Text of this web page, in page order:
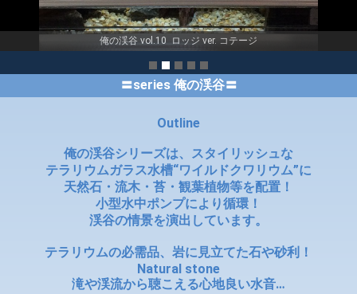
俺の渓谷 vol.10 ロッジ ver. コテージ
〓series 俺の渓谷〓
Outline
俺の渓谷シリーズは、スタイリッシュな
テラリウムガラス水槽“ワイルドクワリウム”に
天然石・流木・苔・観葉植物等を配置！
小型水中ポンプにより循環！
渓谷の情景を演出しています。
テラリウムの必需品、岩に見立てた石や砂利！
Natural stone
滝や渓流から聴こえる心地良い水音…